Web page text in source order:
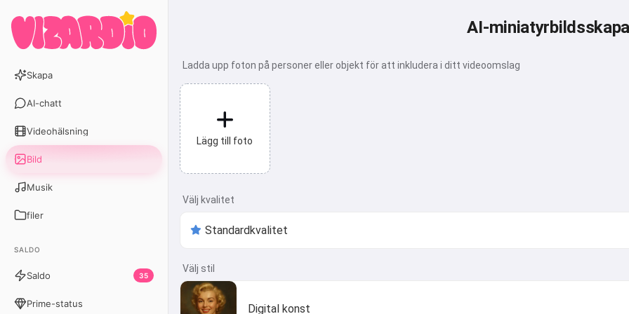
Skapa
AI-chatt
Videohälsning
Bild
Musik
filer
SALDO
Saldo 35
Prime-status
AI-
Ladda upp foton på personer eller objekt för att inkludera i ditt videoomslag
Lägg till foto
Välj kvalitet
Välj stil
Digital konst